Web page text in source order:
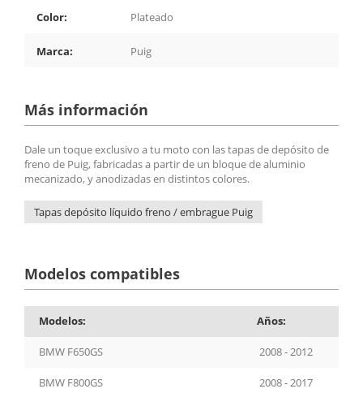
Color: Plateado
Marca: Puig
Más información
Dale un toque exclusivo a tu moto con las tapas de depósito de
freno de Puig, fabricadas a partir de un bloque de aluminio
mecanizado, y anodizadas en distintos colores.
Tapas depósito líquido freno / embrague Puig
Modelos compatibles
Modelos: Años:
BMW F650GS 2008 - 2012
BMW F800GS 2008 - 2017